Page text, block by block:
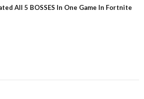
All 5 BOSSES In One Game In Fortnite